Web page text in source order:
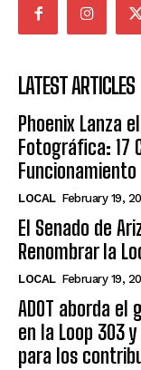
LATEST ARTICLES
Phoenix Lanza
Fotográfica: 17
Funcionamiento
LOCAL February 19,
El Senado de
Renombrar la
LOCAL February 19,
ADOT aborda el
en la Loop 303
para los